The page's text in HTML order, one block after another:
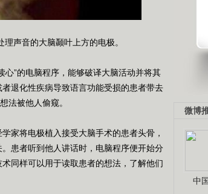
微博
中
声音的大脑颞叶上方的电极。
”的电脑程序，能够破译大脑活动并将其
退化性疾病导致语言功能受损的患者带去
法被他人偷窥。
将电极植入接受大脑手术的患者头骨，
患者听到他人讲话时，电脑程序便开始分
同样可以用于读取患者的想法，了解他们